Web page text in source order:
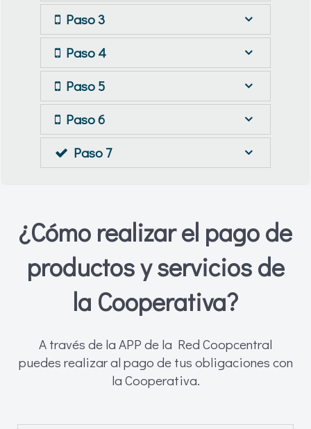
Paso 3
Paso 4
Paso 5
Paso 6
Paso 7
¿Cómo realizar el pago de
productos y servicios de
la Cooperativa?
A través de la APP de la Red Coopcentral
puedes realizar al pago de tus obligaciones con
la Cooperativa.